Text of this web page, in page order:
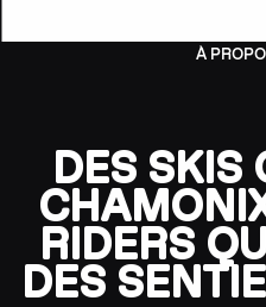
À
DES SKIS
RIDERS
DES